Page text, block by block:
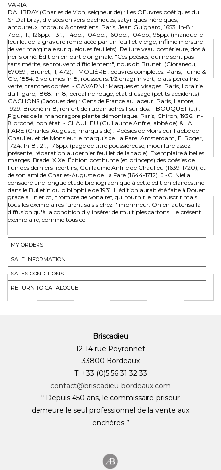
VARIA
DALIBRAY (Charles de Vion, seigneur de) : Les OEuvres poétiques du
Sr Dalibray, divisées en vers bachiques, satyriques, héroïques,
amoureux, moraux & chrestiens. Paris, Jean Guignard, 1653. In-8 :
7pp., 1f., 126pp. - 3f., 114pp., 104pp., 160pp., 104pp., 95pp. (manque le
feuillet de la gravure remplacée par un feuillet vierge, infime morsure
de ver marginale sur quelques feuillets). Reliure veau postérieure, dos à
nerfs orné. Édition en partie originale. "Ces poésies, qui ne sont pas
sans mérite, se trouvent difficilement", nous dit Brunet. (Cioranecu,
67059 ; Brunet, II, 472). - MOLIÈRE : oeuvres complètes. Paris, Furne &
Cie, 1854. 2 volumes in-8, rousseurs. 1/2 chagrin vert, plats percaline
verte, tranches dorées. - GAVARNI : Masques et visages. Paris, librairie
du Figaro, 1868. In-8, percaline rouge, état d'usage (petits accidents) -
GACHONS (Jacques des) : Gens de France au labeur. Paris, Lanore,
1929. Broché in-8, renfort de ruban adhésif sur dos. - BOUQUET (J.) :
Figures de la mandragore plante démoniaque. Paris, Chiron, 1936. In-
8 broché, bon état. - CHAULIEU (Guillaume Anfrie, abbé de) & LA
FARE (Charles-Auguste, marquis de) : Poésies de Monsieur l'abbé de
Chaulieu et de Monsieur le marquis de La Fare. Amsterdam, E. Roger,
1724. In-8 : 2f., 176pp. (page de titre poussiéreuse, mouillure assez
présente, réparation au dernier feuillet de la table). Exemplaire à belles
marges. Bradel XIXe. Édition posthume (et princeps) des poésies de
l'un des derniers libertins, Guillaume Anfrie de Chaulieu (1639-1720), et
de son ami de Charles-Auguste de La Fare (1644-1712). J.-C. Niel a
consacré une longue étude bibliographique à cette édition clandestine
dans le Bulletin du bibliophile de 1931. L'édition aurait été faite à Rouen
grâce à Thieriot, "l'ombre de Voltaire", qui fournit le manuscrit mais
tous les exemplaires furent saisis chez l'imprimeur. On en autorisa la
diffusion qu'à la condition d'y insérer de multiples cartons. Le présent
exemplaire, comme tous ce
MY ORDERS
SALE INFORMATION
SALES CONDITIONS
RETURN TO CATALOGUE
Briscadieu
12-14 rue Peyronnet
33800 Bordeaux
T. +33 (0)5 56 31 32 33
contact@briscadieu-bordeaux.com
“ Depuis 450 ans, le commissaire-priseur
demeure le seul professionnel de la vente aux
enchères ”